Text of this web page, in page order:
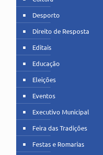
Desporto
Direito de Resposta
Editais
Educação
Eleições
Eventos
Executivo Municipal
Feira das Tradições
Festas e Romarias